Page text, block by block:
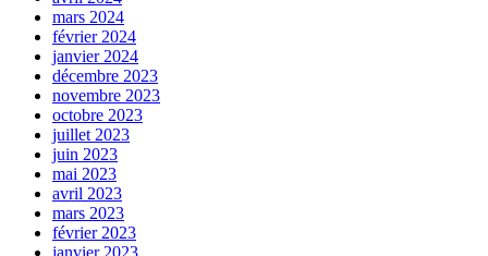
mars 2024
février 2024
janvier 2024
décembre 2023
novembre 2023
octobre 2023
juillet 2023
juin 2023
mai 2023
avril 2023
mars 2023
février 2023
janvier 2023